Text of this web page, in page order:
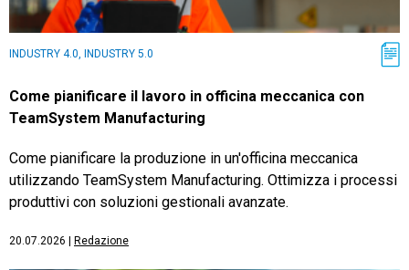
INDUSTRY 4.0, INDUSTRY 5.0
Come pianificare il lavoro in officina meccanica con
TeamSystem Manufacturing
Come pianificare la produzione in un'officina meccanica
utilizzando TeamSystem Manufacturing. Ottimizza i processi
produttivi con soluzioni gestionali avanzate.
20.07.2026 | Redazione